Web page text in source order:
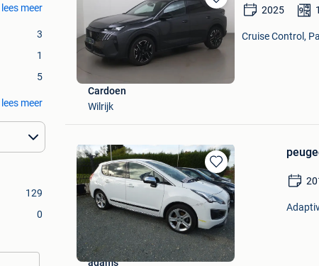
lees meer
3
1
5
lees meer
129
0
Bewaren
Mijn
Favorieten
2025
Cruise Control,
Cardoen
Wilrijk
Bewaren
in
Mijn
Favorieten
adams